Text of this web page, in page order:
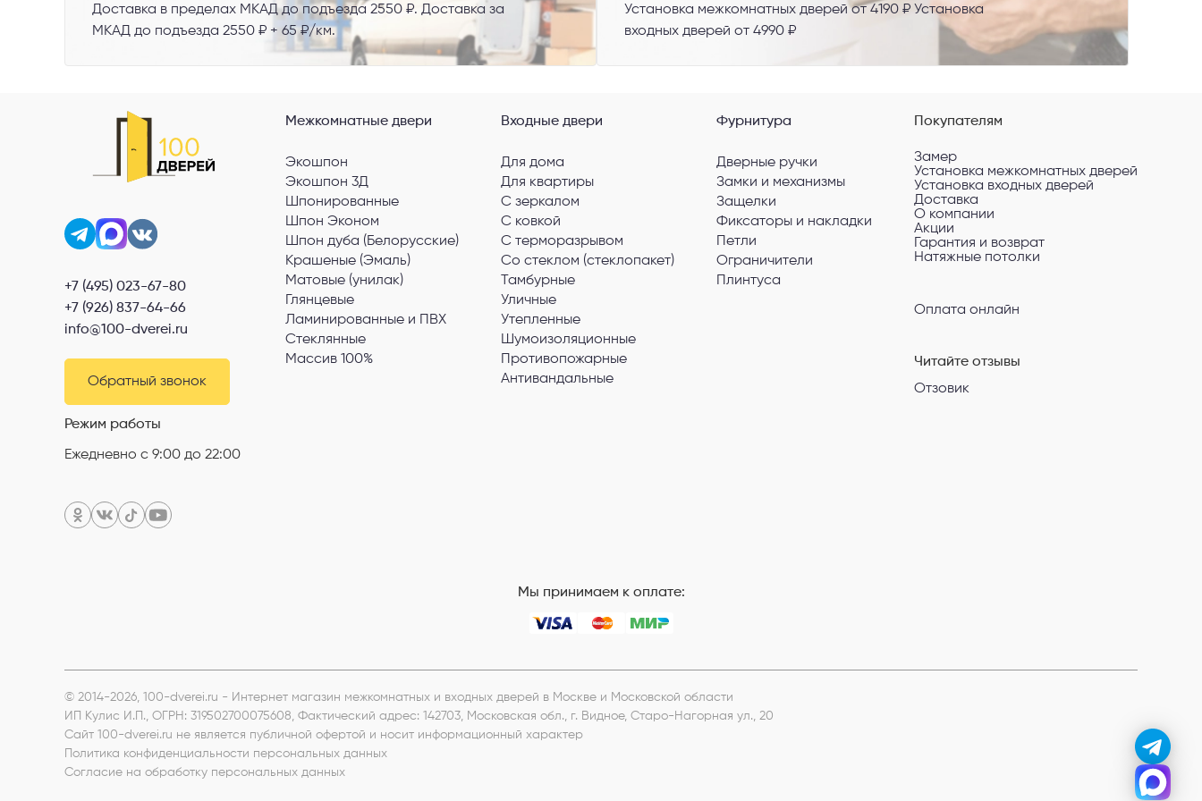
Доставка в пределах МКАД до подъезда 2550 ₽. Доставка за
МКАД до подъезда 2550 ₽ + 65 ₽/км.
Установка межкомнатных дверей от 4190 ₽ Установка
входных дверей от 4990 ₽
+7 (495) 023-67-80
+7 (926) 837-64-66
info@100-dverei.ru
Обратный звонок
Режим работы
Ежедневно с 9:00 до 22:00
Межкомнатные двери
Экошпон
Экошпон 3Д
Шпонированные
Шпон Эконом
Шпон дуба (Белорусские)
Крашеные (Эмаль)
Матовые (унилак)
Глянцевые
Ламинированные и ПВХ
Стеклянные
Массив 100%
Входные двери
Для дома
Для квартиры
С зеркалом
С ковкой
С терморазрывом
Со стеклом (стеклопакет)
Тамбурные
Уличные
Утепленные
Шумоизоляционные
Противопожарные
Антивандальные
Фурнитура
Дверные ручки
Замки и механизмы
Защелки
Фиксаторы и накладки
Петли
Ограничители
Плинтуса
Покупателям
Замер
Установка межкомнатных дверей
Установка входных дверей
Доставка
О компании
Акции
Гарантия и возврат
Натяжные потолки
Оплата онлайн
Читайте отзывы
Отзовик
Мы принимаем к оплате:
© 2014-2026, 100-dverei.ru - Интернет магазин межкомнатных и входных дверей в Москве и Московской области
ИП Кулис И.П. , ОГРН: 319502700075608, Фактический адрес: 142703, Московская обл., г. Видное, Старо-Нагорная ул., 20
Сайт 100-dverei.ru не является публичной офертой и носит информационный характер
Политика конфиденциальности персональных данных
Согласие на обработку персональных данных